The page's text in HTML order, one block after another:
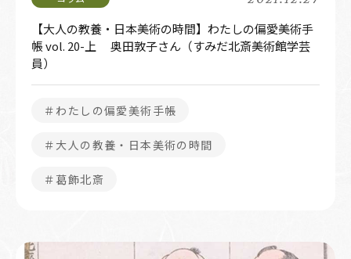
【大人の教養・日本美術の時間】わたしの偏愛美術手
帳 vol. 20-上 奥田敦子さん（すみだ北斎美術館学芸
員）
＃わたしの偏愛美術手帳
＃大人の教養・日本美術の時間
＃葛飾北斎